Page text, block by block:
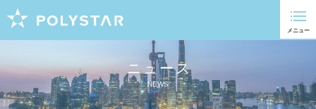
ニュース
NEWS